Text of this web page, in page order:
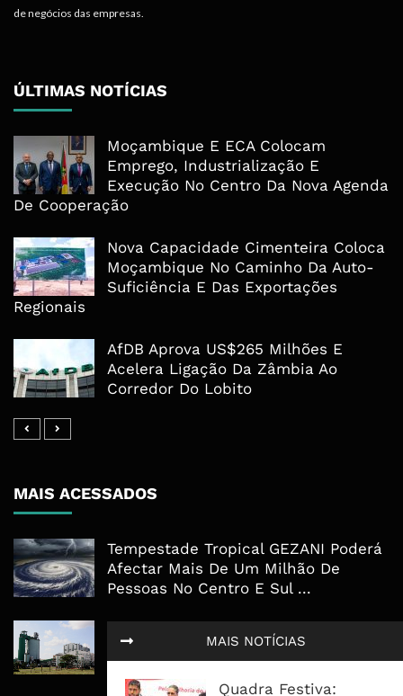
MAIS NOTÍCIAS
Quadra Festiva:
de negócios das empresas.
ÚLTIMAS NOTÍCIAS
Moçambique E ECA Colocam
Emprego, Industrialização E
Execução No Centro Da Nova Agenda
De Cooperação
Nova Capacidade Cimenteira Coloca
Moçambique No Caminho Da Auto-
Suficiência E Das Exportações
Regionais
AfDB Aprova US$265 Milhões E
Acelera Ligação Da Zâmbia Ao
Corredor Do Lobito
MAIS ACESSADOS
Tempestade Tropical GEZANI Poderá
Afectar Mais De Um Milhão De
Pessoas No Centro E Sul ...
Governo admite nova operadora
para a Mozal após suspensão das